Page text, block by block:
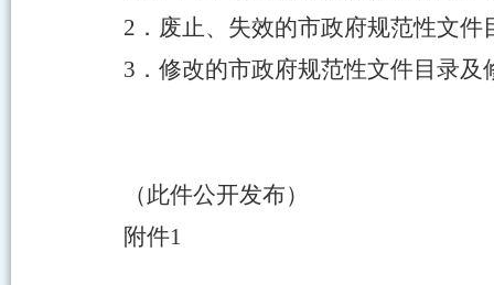
2．废止、失效的市政府规范性文件
3．修改的市政府规范性文件目录及
（此件公开发布）
附件1